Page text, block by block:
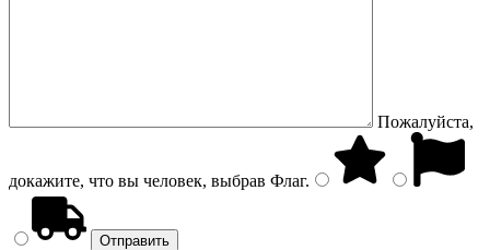
Пожалуйста,
докажите, что вы человек, выбрав Флаг.